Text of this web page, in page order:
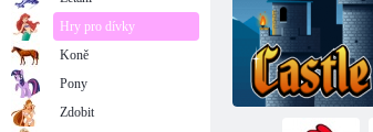
Hry pro dívky
Koně
Pony
Zdobit